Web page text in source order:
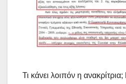
Τι κάνει λοιπόν η